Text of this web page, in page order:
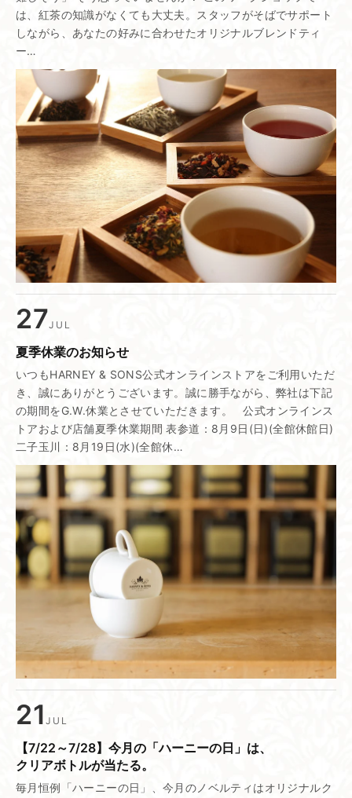
は、紅茶の知識がなくても大丈夫。スタッフがそばでサポート
しながら、あなたの好みに合わせたオリジナルブレンドティ
ー…
27JUL
夏季休業の​お知らせ
いつもHARNEY & SONS公式オンラインストアをご利用いただ
き、誠にありがとうございます。誠に勝手ながら、弊社は下記
の期間をG.W.休業とさせていただきます。 公式オンラインス
トアおよび店舗夏季休業期間 表参道：8月9日(日)(全館休館日)
二子玉川：8月19日(水)(全館休…
21JUL
【7/22～7/28】今月の​「ハーニーの​日」は、​
クリアボトルが​当たる。
毎月恒例「ハーニーの日」、今月のノベルティはオリジナルク